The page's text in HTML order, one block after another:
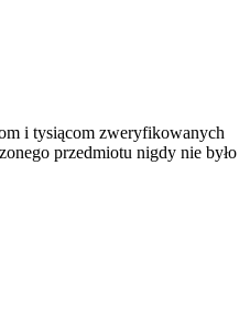
i tysiącom zweryfikowanych
przedmiotu nigdy nie było